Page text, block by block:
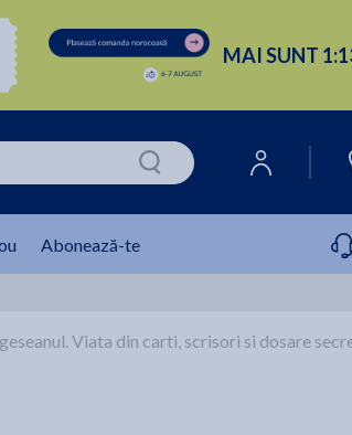
MAI SUNT 1:
Abonează-te
Viata din carti, scrisori si dosare